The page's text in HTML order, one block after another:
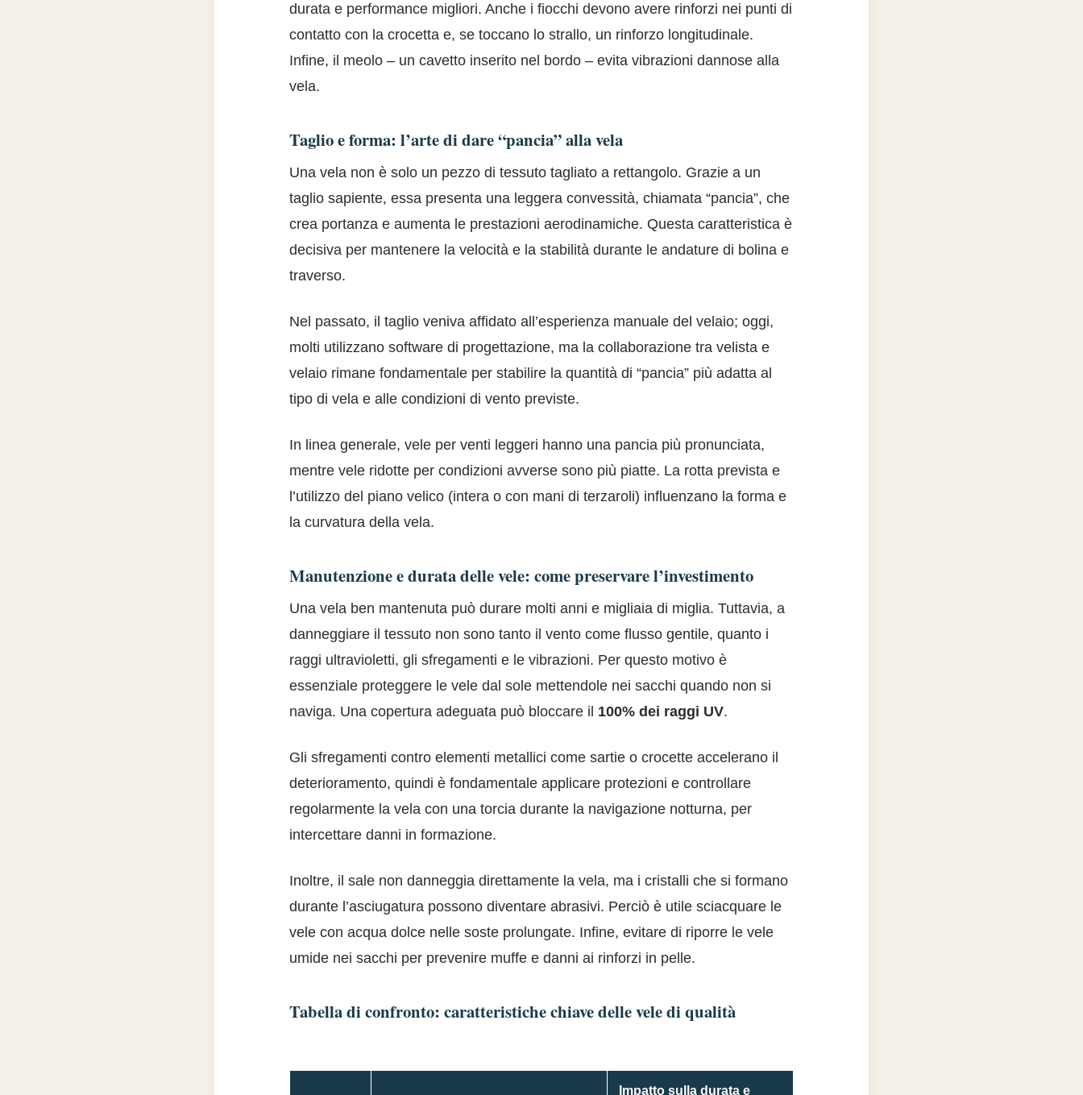
durata e performance migliori. Anche i fiocchi devono avere rinforzi nei punti di
contatto con la crocetta e, se toccano lo strallo, un rinforzo longitudinale.
Infine, il meolo – un cavetto inserito nel bordo – evita vibrazioni dannose alla
vela.
Taglio e forma: l’arte di dare “pancia” alla vela
Una vela non è solo un pezzo di tessuto tagliato a rettangolo. Grazie a un
taglio sapiente, essa presenta una leggera convessità, chiamata “pancia”, che
crea portanza e aumenta le prestazioni aerodinamiche. Questa caratteristica è
decisiva per mantenere la velocità e la stabilità durante le andature di bolina e
traverso.
Nel passato, il taglio veniva affidato all’esperienza manuale del velaio; oggi,
molti utilizzano software di progettazione, ma la collaborazione tra velista e
velaio rimane fondamentale per stabilire la quantità di “pancia” più adatta al
tipo di vela e alle condizioni di vento previste.
In linea generale, vele per venti leggeri hanno una pancia più pronunciata,
mentre vele ridotte per condizioni avverse sono più piatte. La rotta prevista e
l’utilizzo del piano velico (intera o con mani di terzaroli) influenzano la forma e
la curvatura della vela.
Manutenzione e durata delle vele: come preservare l’investimento
Una vela ben mantenuta può durare molti anni e migliaia di miglia. Tuttavia, a
danneggiare il tessuto non sono tanto il vento come flusso gentile, quanto i
raggi ultravioletti, gli sfregamenti e le vibrazioni. Per questo motivo è
essenziale proteggere le vele dal sole mettendole nei sacchi quando non si
naviga. Una copertura adeguata può bloccare il 100% dei raggi UV.
Gli sfregamenti contro elementi metallici come sartie o crocette accelerano il
deterioramento, quindi è fondamentale applicare protezioni e controllare
regolarmente la vela con una torcia durante la navigazione notturna, per
intercettare danni in formazione.
Inoltre, il sale non danneggia direttamente la vela, ma i cristalli che si formano
durante l’asciugatura possono diventare abrasivi. Perciò è utile sciacquare le
vele con acqua dolce nelle soste prolungate. Infine, evitare di riporre le vele
umide nei sacchi per prevenire muffe e danni ai rinforzi in pelle.
Tabella di confronto: caratteristiche chiave delle vele di qualità
Impatto sulla durata e